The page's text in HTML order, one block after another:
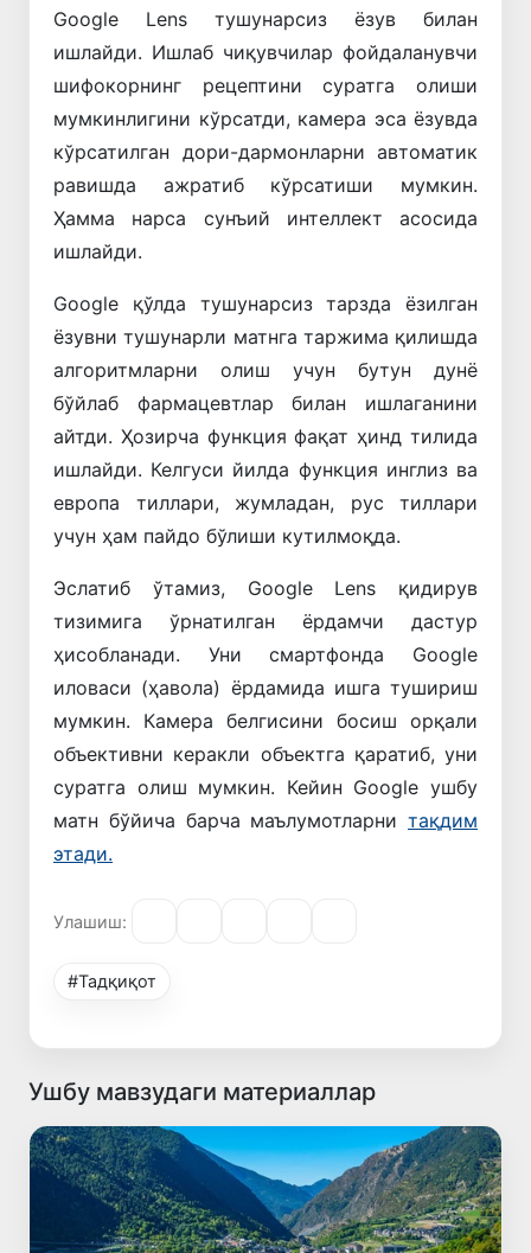
Google Lens тушунарсиз ёзув билан
ишлайди. Ишлаб чиқувчилар фойдаланувчи
шифокорнинг рецептини суратга олиши
мумкинлигини кўрсатди, камера эса ёзувда
кўрсатилган дори-дармонларни автоматик
равишда ажратиб кўрсатиши мумкин.
Ҳамма нарса сунъий интеллект асосида
ишлайди.
Google қўлда тушунарсиз тарзда ёзилган
ёзувни тушунарли матнга таржима қилишда
алгоритмларни олиш учун бутун дунё
бўйлаб фармацевтлар билан ишлаганини
айтди. Ҳозирча функция фақат ҳинд тилида
ишлайди. Келгуси йилда функция инглиз ва
европа тиллари, жумладан, рус тиллари
учун ҳам пайдо бўлиши кутилмоқда.
Эслатиб ўтамиз, Google Lens қидирув
тизимига ўрнатилган ёрдамчи дастур
ҳисобланади. Уни смартфонда Google
иловаси (ҳавола) ёрдамида ишга тушириш
мумкин. Камера белгисини босиш орқали
объективни керакли объектга қаратиб, уни
суратга олиш мумкин. Кейин Google ушбу
матн бўйича барча маълумотларни тақдим
этади.
Улашиш:
#Тадқиқот
Ушбу мавзудаги материаллар